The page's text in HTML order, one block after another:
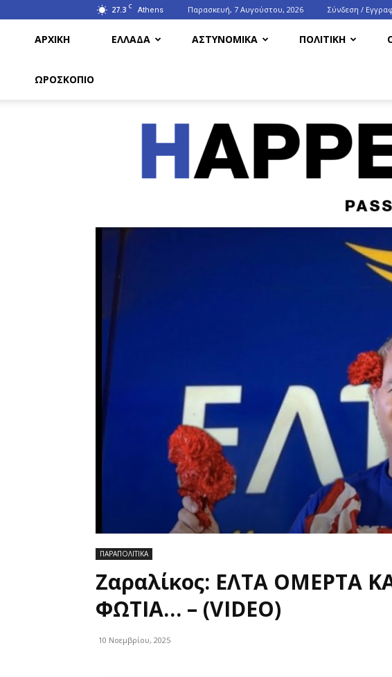
27.3 C Athens Παρασκευή, 7 Αυγούστου, 2026 Σύνδεση /
ΑΡΧΙΚΗ ΕΛΛΑΔΑ ΑΣΤΥΝΟΜΙΚΑ ΠΟΛΙΤΙΚΗ
ΩΡΟΣΚΟΠΙΟ
ΠΑΡΑΠΟΛΙΤΙΚΑ
Ζαραλίκος: ΕΛΤΑ ΟΜΕΡΤΑ
ΦΩΤΙΑ… – (VIDEO)
10 Νοεμβρίου, 2025